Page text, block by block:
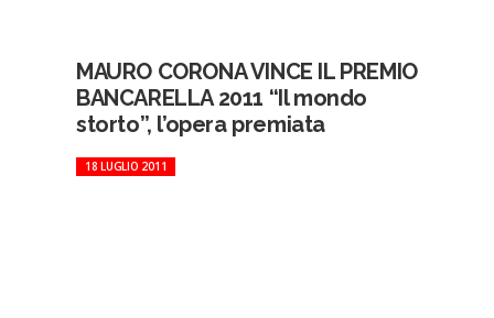
MAURO CORONA VINCE IL PREMIO
BANCARELLA 2011 “Il mondo
storto”, l’opera premiata
18 LUGLIO 2011